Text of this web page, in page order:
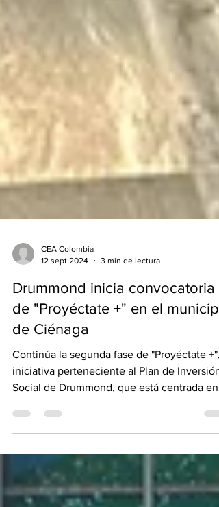
CEA Colombia
12 sept 2024
3 min de lectura
Drummond inicia convocatoria
de "Proyéctate +" en el
de Ciénaga
Continúa la segunda fase de "Proyéctate +",
Social de Drummond, que está centrada en
mejorar l